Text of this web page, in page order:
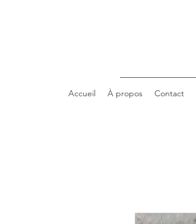
Accueil À propos Contact